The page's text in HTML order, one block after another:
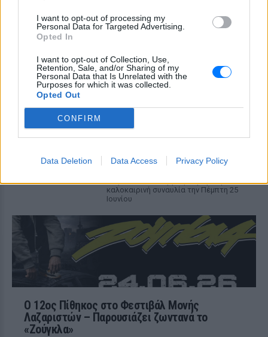
I want to opt-out of processing my
Personal Data for Targeted Advertising.
Opted In
I want to opt-out of Collection, Use,
Retention, Sale, and/or Sharing of my
Personal Data that Is Unrelated with the
Purposes for which it was collected.
Opted Out
CONFIRM
Data Deletion Data Access Privacy Policy
επιστρέφει στην πόλη των
νερών
4 & 5 Ιουλίου 2026 - Cine Καταρράκτες,
Περιοχή Μύλοι, Έδεσσα - Είσοδος
Ελεύθερη
Οι Σκιαδαρέσες στο Φεστιβάλ
γεμάτη μουσική, χιούμορ και
αυθεντική ενέργεια
ΠΡΙΝ 7 ΕΒΔΟΜΆΔΕΣ
στη Θεσσαλονίκη για μια μεγάλη
καλοκαιρινή συναυλία την Πέμπτη 25
Ιουνίου
Ο 12ος Πίθηκος στο Φεστιβάλ Μονής
Λαζαριστών – Παρουσιάζει ζωντανά το
«Ζούγκλα»